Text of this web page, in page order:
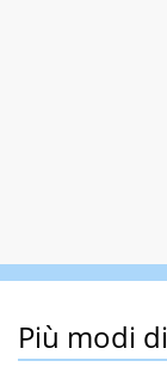
Più modi